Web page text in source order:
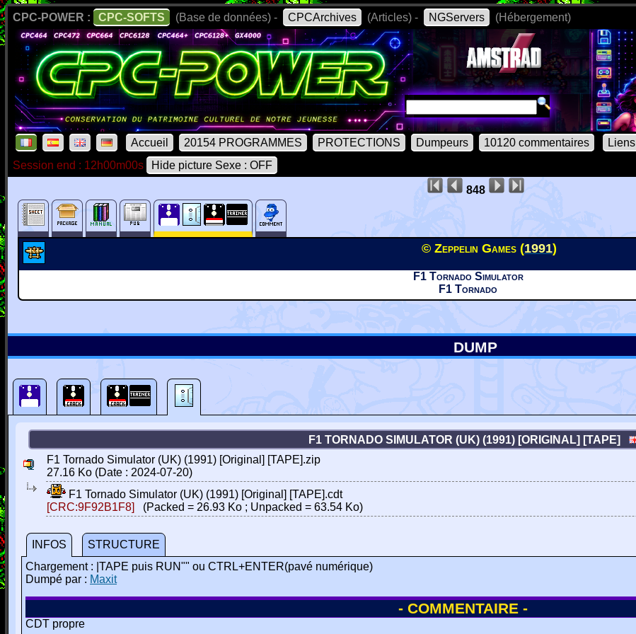
CPC-POWER : CPC-SOFTS (Base de données) - CPCArchives (Articles) - NGServers (Hébergement)
Accueil 20154 PROGRAMMES PROTECTIONS Dumpeurs 10120 commentaires Liens
Session end : 12h00m00s
Hide picture Sexe : OFF
848
© Zeppelin Games (1991)
F1 Tornado Simulator
F1 Tornado
DUMP
F1 TORNADO SIMULATOR (UK) (1991) [ORIGINAL] [TAPE]
F1 Tornado Simulator (UK) (1991) [Original] [TAPE].zip
27.16 Ko (Date : 2024-07-20)
F1 Tornado Simulator (UK) (1991) [Original] [TAPE].cdt
[CRC:9F92B1F8]
(Packed = 26.93 Ko ; Unpacked = 63.54 Ko)
INFOS
STRUCTURE
Chargement : |TAPE puis RUN"" ou CTRL+ENTER(pavé numérique)
Dumpé par : Maxit
- COMMENTAIRE -
CDT propre